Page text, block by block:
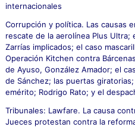
internacionales
Corrupción y política. Las causas
rescate de la aerolínea Plus Ultra;
Zarrías implicados; el caso
Operación Kitchen contra
de Ayuso, González Amador; el
de Sánchez; las puertas
emérito; Rodrigo Rato; y el
Tribunales: Lawfare. La causa
Jueces protestan contra la